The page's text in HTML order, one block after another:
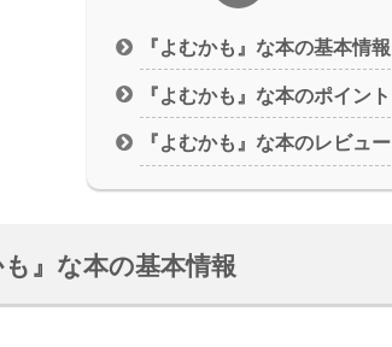
『よむかも』な本の基本情報
『よむかも』な本のポイント
『よむかも』な本のレビュー
も』な本の基本情報